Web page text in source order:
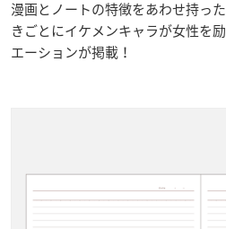
漫画とノートの特徴をあわせ持っ
きごとにイケメンキャラが女性を
エーションが掲載！